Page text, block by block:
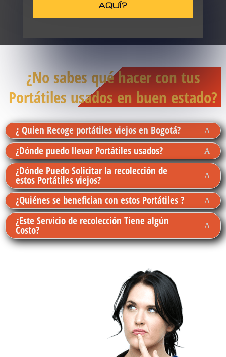
AQUÍ?
¿No sabes qué hacer con tus
Portátiles usados en buen estado?
¿ Quien Recoge portátiles viejos en Bogotá?
¿Dónde puedo llevar Portátiles usados?
¿Dónde Puedo Solicitar la recolección de
estos Portátiles viejos?
¿Quiénes se benefician con estos Portátiles ?
¿Este Servicio de recolección Tiene algún
Costo?